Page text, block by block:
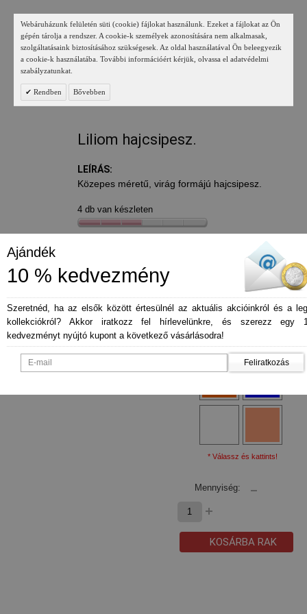
Webáruházunk felületén süti (cookie) fájlokat használunk. Ezeket a fájlokat az Ön
gépén tárolja a rendszer. A cookie-k személyek azonosítására nem alkalmasak,
szolgáltatásaink biztosításához szükségesek. Az oldal használatával Ön beleegyezik
a cookie-k használatába. További információért kérjük, olvassa el adatvédelmi
szabályzatunkat.
Rendben Bővebben
Liliom hajcsipesz.
LEÍRÁS:
Közepes méretű, virág formájú hajcsipesz.
4 db van készleten
* Szín - sötétszürke
* Válassz és kattints!
Mennyiség:
KOSÁRBA RAK
Ajándék
10 % kedvezmény
Szeretnéd, ha az elsők között értesülnél az aktuális akcióinkról és a
kollekciókról? Akkor iratkozz fel hírlevelünkre, és szerezz egy
kedvezményt nyújtó kupont a következő vásárlásodra!
Feliratkozás